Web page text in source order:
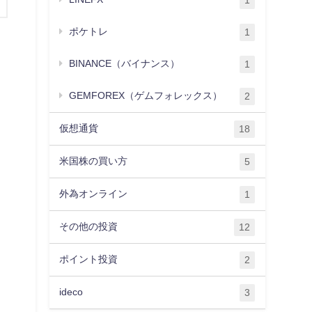
ポケトレ 1
BINANCE（バイナンス） 1
GEMFOREX（ゲムフォレックス） 2
仮想通貨 18
米国株の買い方 5
外為オンライン 1
その他の投資 12
ポイント投資 2
ideco 3